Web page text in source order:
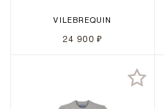
VILEBREQUIN
24 900 ₽